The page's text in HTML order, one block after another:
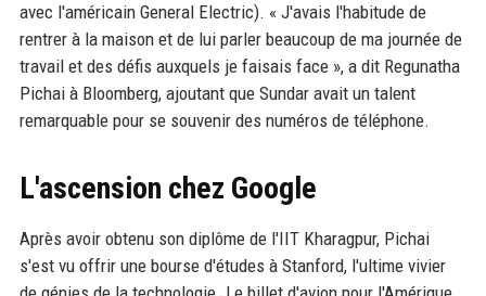
avec l'américain General Electric). « J'avais l'habitude de
rentrer à la maison et de lui parler beaucoup de ma journée de
travail et des défis auxquels je faisais face », a dit Regunatha
Pichai à Bloomberg, ajoutant que Sundar avait un talent
remarquable pour se souvenir des numéros de téléphone.
L'ascension chez Google
Après avoir obtenu son diplôme de l'IIT Kharagpur, Pichai
s'est vu offrir une bourse d'études à Stanford, l'ultime vivier